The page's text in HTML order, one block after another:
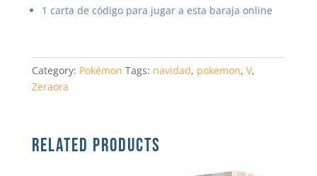
1 carta de código para jugar a esta baraja online
Category: Pokémon Tags: navidad, pokemon, V,
Zeraora
RELATED PRODUCTS